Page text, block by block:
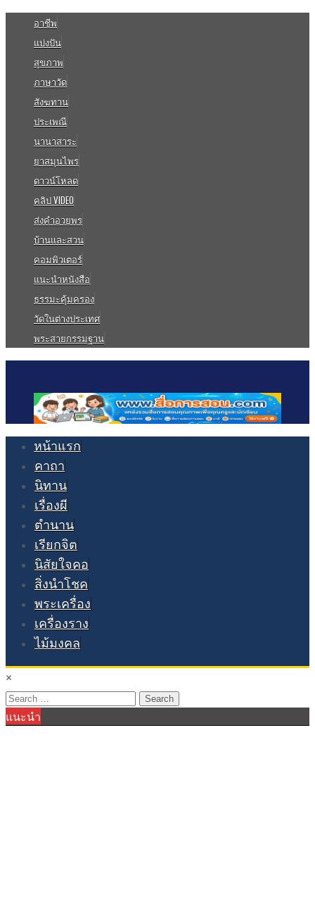
อาชีพ
แบ่งปัน
สุขภาพ
ภาษาวัด
สังฆทาน
ประเพณี
นานาสาระ
ยาสมุนไพร
ดาวน์โหลด
คลิป VIDEO
ส่งคำอวยพร
บ้านและสวน
คอมพิวเตอร์
แนะนำหนังสือ
ธรรมะคุ้มครอง
วัดในต่างประเทศ
พระสายกรรมฐาน
หน้าแรก
คาถา
นิทาน
เรื่องผี
ตำนาน
เรียกจิต
นิสัยใจคอ
สิ่งนำโชค
พระเครื่อง
เครื่องราง
ไม้มงคล
×
Search
for:
แนะนำ